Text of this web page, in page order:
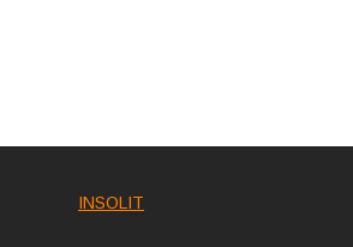
INSOLIT